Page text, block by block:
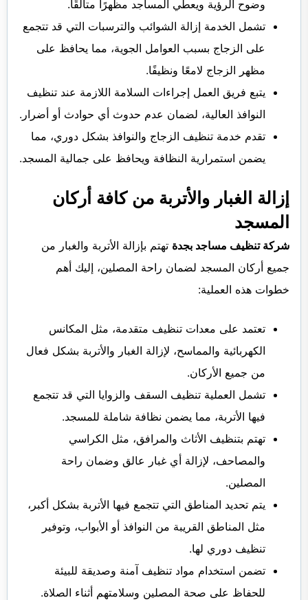
وضوح الرؤية ويعطي المساجد مظهرًا متألقًا.
تشمل الخدمة إزالة الشوائب والترسبات التي قد تتجمع
على الزجاج بسبب العوامل الجوية، مما يحافظ على
مظهر الزجاج لامعًا ونظيفًا.
يتبع فريق العمل إجراءات السلامة اللازمة عند تنظيف
النوافذ العالية، لضمان عدم حدوث أي حوادث أو أضرار.
تقدم خدمة تنظيف الزجاج والنوافذ بشكل دوري، مما
يضمن استمرارية النظافة ويحافظ على جمالية المسجد.
إزالة الغبار والأتربة من كافة أركان
المسجد
شركة تنظيف مساجد بجدة تهتم بإزالة الأتربة والغبار من
جميع أركان المسجد لضمان راحة المصلين، إليك أهم
خطوات هذه العملية:
تعتمد على معدات تنظيف متقدمة، مثل المكانس
الكهربائية والمماسح، لإزالة الغبار والأتربة بشكل فعال
من جميع الأركان.
تشمل العملية تنظيف السقف والزوايا التي قد تتجمع
فيها الأتربة، مما يضمن نظافة شاملة للمسجد.
تهتم بتنظيف الأثاث والمرافق، مثل الكراسي
والمصاحف، لإزالة أي غبار عالق وضمان راحة
المصلين.
يتم تحديد المناطق التي تتجمع فيها الأتربة بشكل أكبر،
مثل المناطق القريبة من النوافذ أو الأبواب، وتوفير
تنظيف دوري لها.
تضمن استخدام مواد تنظيف آمنة وصديقة للبيئة
للحفاظ على صحة المصلين وسلامتهم أثناء الصلاة.